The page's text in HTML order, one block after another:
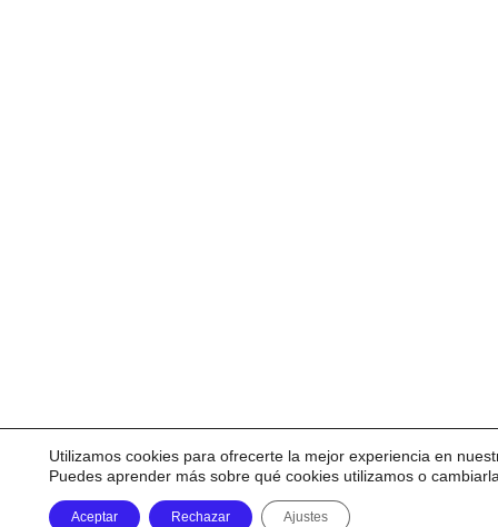
Utilizamos cookies para ofrecerte la mejor experiencia en
Puedes aprender más sobre qué cookies utilizamos o
Aceptar Rechazar Ajustes